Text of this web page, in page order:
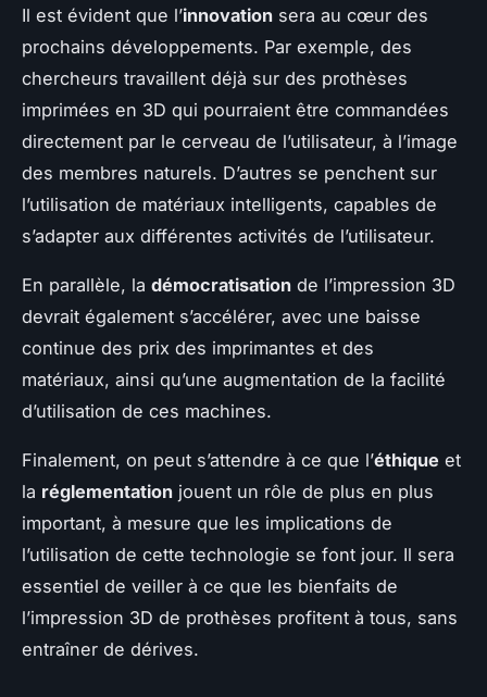
Il est évident que l’innovation sera au cœur des
prochains développements. Par exemple, des
chercheurs travaillent déjà sur des prothèses
imprimées en 3D qui pourraient être commandées
directement par le cerveau de l’utilisateur, à l’image
des membres naturels. D’autres se penchent sur
l’utilisation de matériaux intelligents, capables de
s’adapter aux différentes activités de l’utilisateur.
En parallèle, la démocratisation de l’impression 3D
devrait également s’accélérer, avec une baisse
continue des prix des imprimantes et des
matériaux, ainsi qu’une augmentation de la facilité
d’utilisation de ces machines.
Finalement, on peut s’attendre à ce que l’éthique et
la réglementation jouent un rôle de plus en plus
important, à mesure que les implications de
l’utilisation de cette technologie se font jour. Il sera
essentiel de veiller à ce que les bienfaits de
l’impression 3D de prothèses profitent à tous, sans
entraîner de dérives.